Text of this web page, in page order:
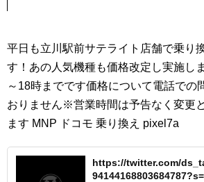
平日も立川駅前サテライト店舗で乗り
す！あの人気機種も価格改定し実施し
～18時までです価格について電話での
おりません※営業時間は予告なく変更
ます MNP ドコモ 乗り換え pixel7a
https://twitter.com/